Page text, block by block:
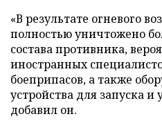
«В результате огневого
полностью уничтожено
состава противника,
иностранных
боеприпасов, а также
устройства для запуска
добавил он.